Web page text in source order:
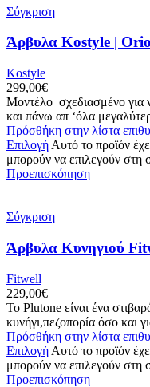
Σύγκριση
Άρβυλα Kostyle |
Kostyle
299,00€
Μοντέλο σχεδιασμένο για
και πάνω απ ‘όλα
Πρόσθήκη στην λίστα
Επιλογή Αυτό το προϊόν
μπορούν να επιλεγούν στη
Προεπισκόπηση
Σύγκριση
Άρβυλα Κυνηγιού
Fitwell
229,00€
Το Plutone είναι ένα
κυνήγι,πεζοπορία όσο και
Πρόσθήκη στην λίστα
Επιλογή Αυτό το προϊόν
μπορούν να επιλεγούν στη
Προεπισκόπηση